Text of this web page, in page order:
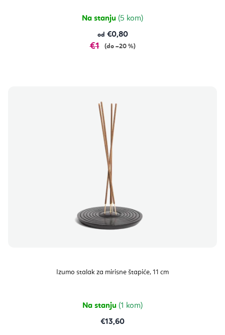
zvjezdica.
Na stanju (5 kom)
od €0,80
€1 (do –20 %)
Izumo stalak za mirisne štapiće, 11 cm
Na stanju (1 kom)
€13,60